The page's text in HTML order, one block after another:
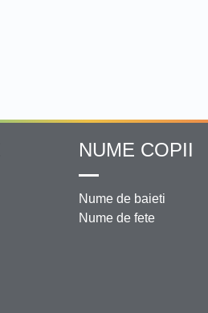
NUME COPII
Nume de baieti
Nume de fete